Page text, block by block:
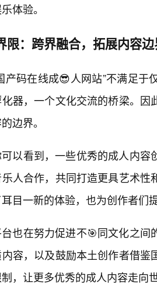
体验。
限：跨界融合，拓展内容
产码在线成😎人网站”不满足
器，一个文化交流的桥梁。
边界。
以看到，一些优秀的成人内容
人合作，共同打造更具艺术
目一新的体验，也为创作者们
也在努力促进不🎯同文化之
内容，以及鼓励本土创作者借
，让更多优秀的成人内容走向